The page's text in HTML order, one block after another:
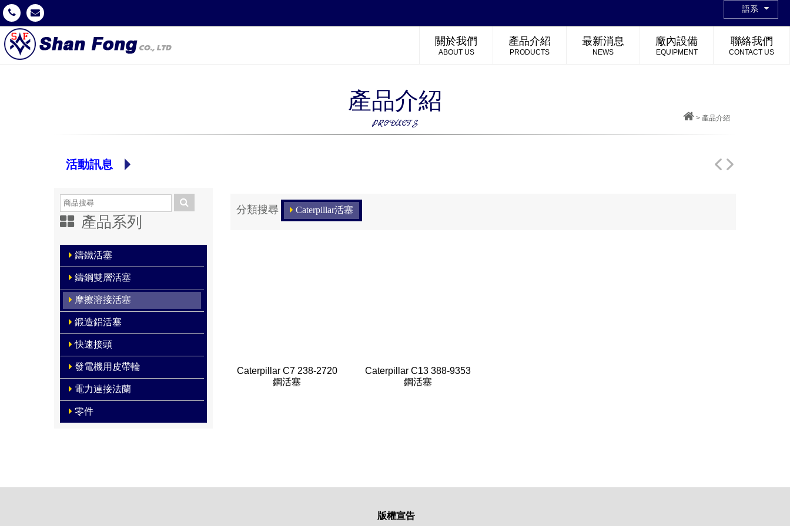
語系
關於我們
ABOUT US
產品介紹
PRODUCTS
最新消息
NEWS
廠內設備
EQUIPMENT
聯絡我們
CONTACT US
產品介紹
PRODUCTS > 產品介紹
活動訊息
產品系列
鑄鐵活塞
鑄鋼雙層活塞
摩擦溶接活塞
鍛造鋁活塞
快速接頭
發電機用皮帶輪
電力連接法蘭
零件
分類搜尋 Caterpillar活塞
Caterpillar C7 238-2720
鋼活塞
Caterpillar C13 388-9353
鋼活塞
版權宣告